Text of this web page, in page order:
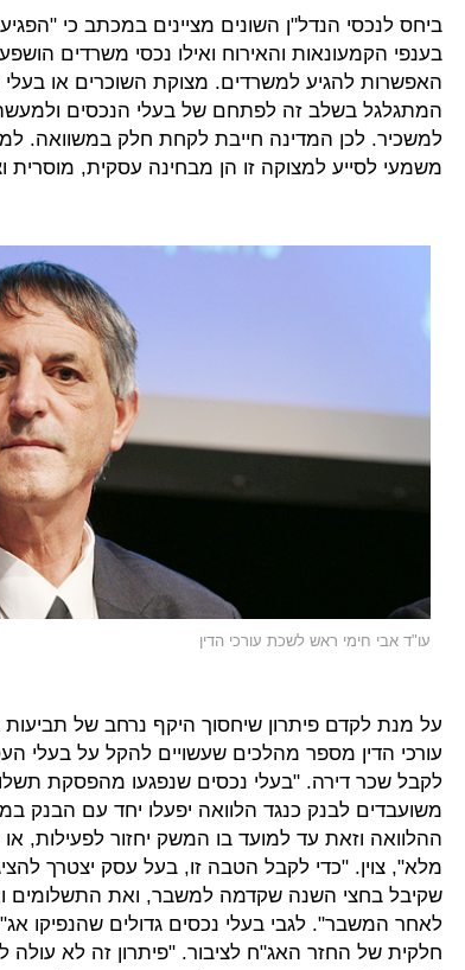
ביחס לנכסי הנדל"ן השונים מציינים במכתב כי
בענפי הקמעונאות והאירוח ואילו נכסי משרדים
האפשרות להגיע למשרדים. מצוקת השוכרים או
המתגלגל בשלב זה לפתחם של בעלי הנכסים ולמעשה
למשכיר. לכן המדינה חייבת לקחת חלק במשוואה.
משמעי לסייע למצוקה זו הן מבחינה עסקית, מוסרית
עו"ד אבי חימי ראש לשכת עורכי הדין
על מנת לקדם פיתרון שיחסוך היקף נרחב של
עורכי הדין מספר מהלכים שעשויים להקל על בעלי
לקבל שכר דירה. "בעלי נכסים שנפגעו מהפסקת
משועבדים לבנק כנגד הלוואה יפעלו יחד עם הבנק
ההלוואה וזאת עד למועד בו המשק יחזור לפעילות,
מלא", צוין. "כדי לקבל הטבה זו, בעל עסק יצטרך
שקיבל בחצי השנה שקדמה למשבר, ואת התשלומים
לאחר המשבר". לגבי בעלי נכסים גדולים שהנפיקו
חלקית של החזר האג"ח לציבור. "פיתרון זה לא עולה